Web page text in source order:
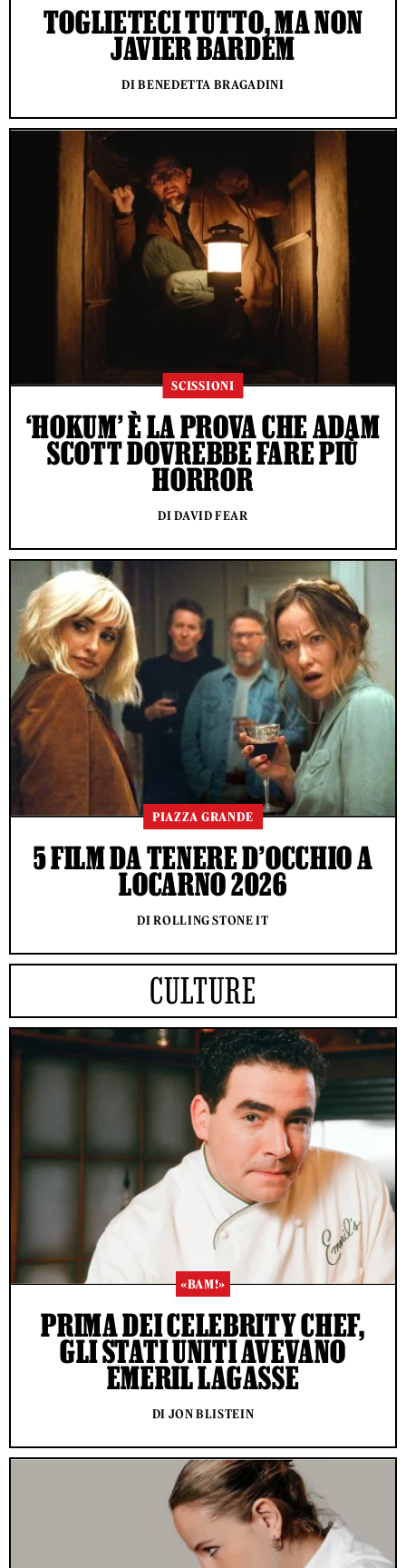
TOGLIETECI TUTTO, MA NON
JAVIER BARDEM
DI BENEDETTA BRAGADINI
SCISSIONI
‘HOKUM’ È LA PROVA CHE ADAM
SCOTT DOVREBBE FARE PIÙ
HORROR
DI DAVID FEAR
PIAZZA GRANDE
5 FILM DA TENERE D’OCCHIO A
LOCARNO 2026
DI ROLLING STONE IT
CULTURE
«BAM!»
PRIMA DEI CELEBRITY CHEF,
GLI STATI UNITI AVEVANO
EMERIL LAGASSE
DI JON BLISTEIN